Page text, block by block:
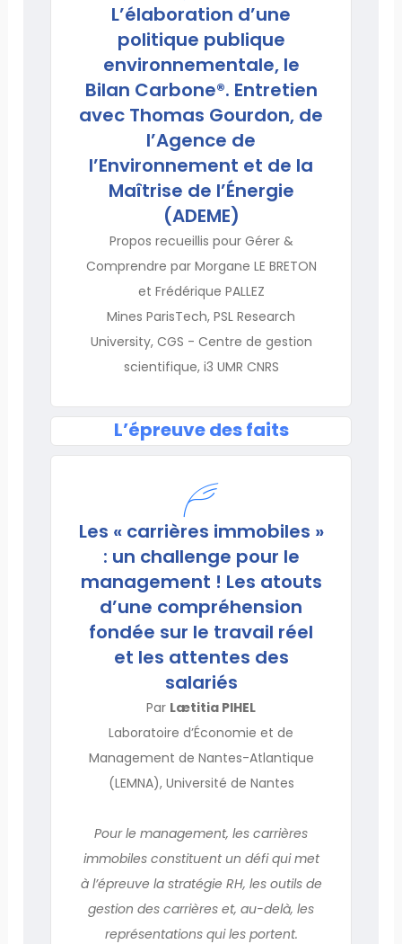
L’élaboration d’une
politique publique
environnementale, le
Bilan Carbone®. Entretien
avec Thomas Gourdon, de
l’Agence de
l’Environnement et de la
Maîtrise de l’Énergie
(ADEME)
Propos recueillis pour Gérer &
Comprendre par Morgane LE BRETON
et Frédérique PALLEZ
Mines ParisTech, PSL Research
University, CGS - Centre de gestion
scientifique, i3 UMR CNRS
L’épreuve des faits
Les « carrières immobiles »
: un challenge pour le
management ! Les atouts
d’une compréhension
fondée sur le travail réel
et les attentes des
salariés
Par Lætitia PIHEL
Laboratoire d’Économie et de
Management de Nantes-Atlantique
(LEMNA), Université de Nantes
Pour le management, les carrières
immobiles constituent un défi qui met
à l’épreuve la stratégie RH, les outils de
gestion des carrières et, au-delà, les
représentations qui les portent.